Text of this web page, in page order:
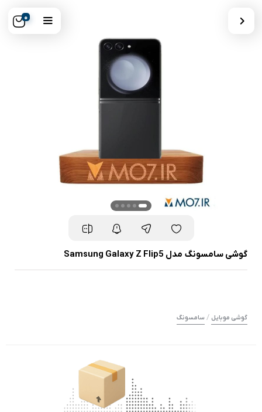
0
گوشی سامسونگ مدل Samsung Galaxy Z Flip5
گوشی موبایل / سامسونگ